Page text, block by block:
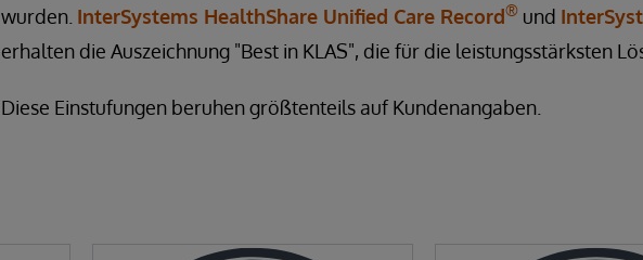
wurden. InterSystems HealthShare Unified Care Record® und
erhalten die Auszeichnung "Best in KLAS", die für die leistungsstärksten
Diese Einstufungen beruhen größtenteils auf Kundenangaben.